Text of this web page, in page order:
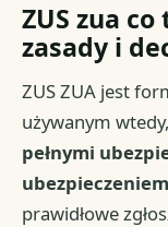
ZUS zua
zasady i
ZUS ZUA jest
używanym
pełnymi
prawidłowe